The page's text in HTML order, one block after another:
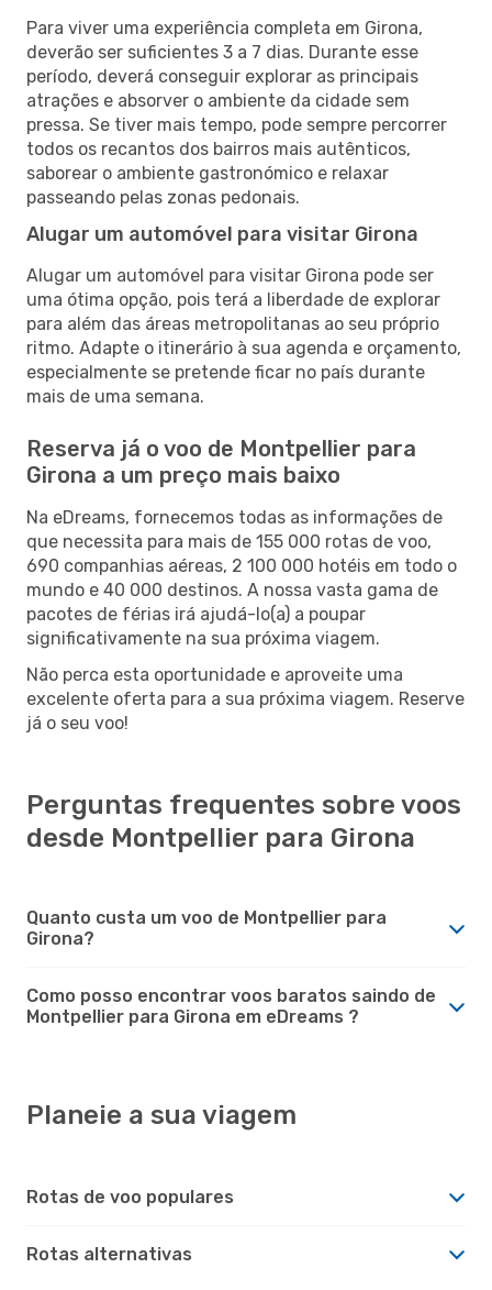
Para viver uma experiência completa em Girona,
deverão ser suficientes 3 a 7 dias. Durante esse
período, deverá conseguir explorar as principais
atrações e absorver o ambiente da cidade sem
pressa. Se tiver mais tempo, pode sempre percorrer
todos os recantos dos bairros mais autênticos,
saborear o ambiente gastronómico e relaxar
passeando pelas zonas pedonais.
Alugar um automóvel para visitar Girona
Alugar um automóvel para visitar Girona pode ser
uma ótima opção, pois terá a liberdade de explorar
para além das áreas metropolitanas ao seu próprio
ritmo. Adapte o itinerário à sua agenda e orçamento,
especialmente se pretende ficar no país durante
mais de uma semana.
Reserva já o voo de Montpellier para
Girona a um preço mais baixo
Na eDreams, fornecemos todas as informações de
que necessita para mais de 155 000 rotas de voo,
690 companhias aéreas, 2 100 000 hotéis em todo o
mundo e 40 000 destinos. A nossa vasta gama de
pacotes de férias irá ajudá-lo(a) a poupar
significativamente na sua próxima viagem.
Não perca esta oportunidade e aproveite uma
excelente oferta para a sua próxima viagem. Reserve
já o seu voo!
Perguntas frequentes sobre voos
desde Montpellier para Girona
Quanto custa um voo de Montpellier para
Girona?
Como posso encontrar voos baratos saindo de
Montpellier para Girona em eDreams ?
Planeie a sua viagem
Rotas de voo populares
Rotas alternativas